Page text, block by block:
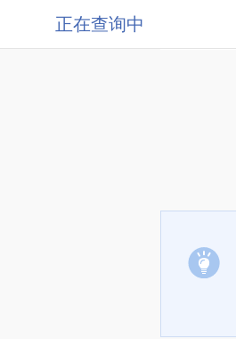
正在查询中